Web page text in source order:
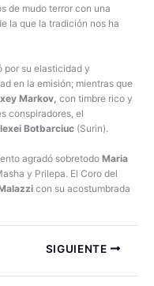
de mudo terror con una
la que la tradición nos ha
por su elasticidad y
en la emisión; mientras que
Markov, con timbre rico y
conspiradores, el
Botbarciuc (Surin).
agradó sobretodo Maria
y Prilepa. El Coro del
con su acostumbrada
SIGUIENTE